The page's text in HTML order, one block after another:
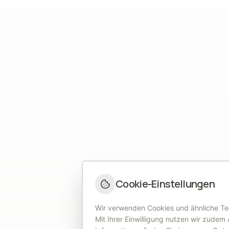
Cookie-Einstellungen
Wir verwenden Cookies und ähnliche
Mit Ihrer Einwilligung nutzen wir